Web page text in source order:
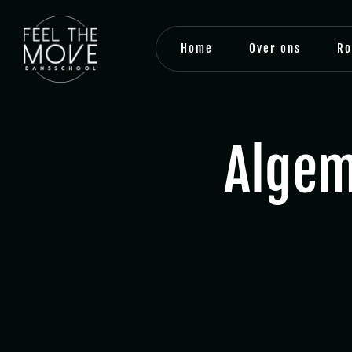
Home Over ons